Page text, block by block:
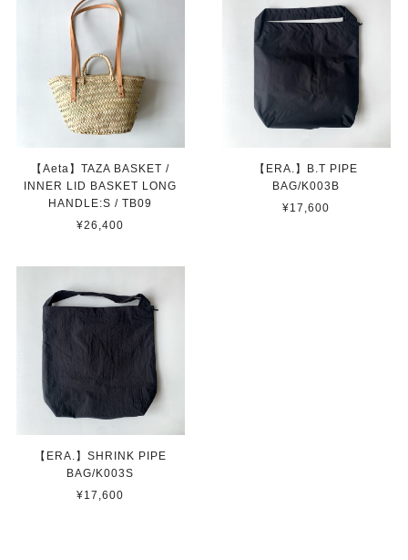
【Aeta】TAZA BASKET /
INNER LID BASKET LONG
HANDLE:S / TB09
¥26,400
【ERA.】B.T PIPE
BAG/K003B
¥17,600
【ERA.】SHRINK PIPE
BAG/K003S
¥17,600